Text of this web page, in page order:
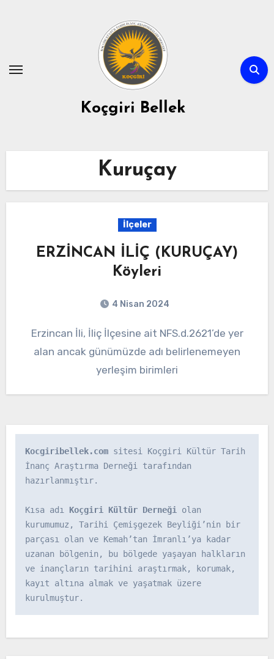
Koçgiri Bellek
Kuruçay
İlçeler
ERZİNCAN İLİÇ (KURUÇAY)
Köyleri
4 Nisan 2024
Erzincan İli, İliç İlçesine ait NFS.d.2621’de yer
alan ancak günümüzde adı belirlenemeyen
yerleşim birimleri
Kocgiribellek.com sitesi Koçgiri Kültür Tarih
İnanç Araştırma Derneği tarafından
hazırlanmıştır.
Kısa adı Koçgiri Kültür Derneği olan
kurumumuz, Tarihi Çemişgezek Beyliği’nin bir
parçası olan ve Kemah’tan İmranlı’ya kadar
uzanan bölgenin, bu bölgede yaşayan halkların
ve inançların tarihini araştırmak, korumak,
kayıt altına almak ve yaşatmak üzere
kurulmuştur.